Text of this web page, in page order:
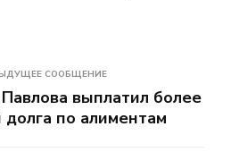
СООБЩЕНИЕ
выплатил более
долга по алиментам